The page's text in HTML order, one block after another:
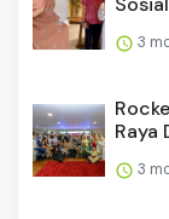
3
Raya
3